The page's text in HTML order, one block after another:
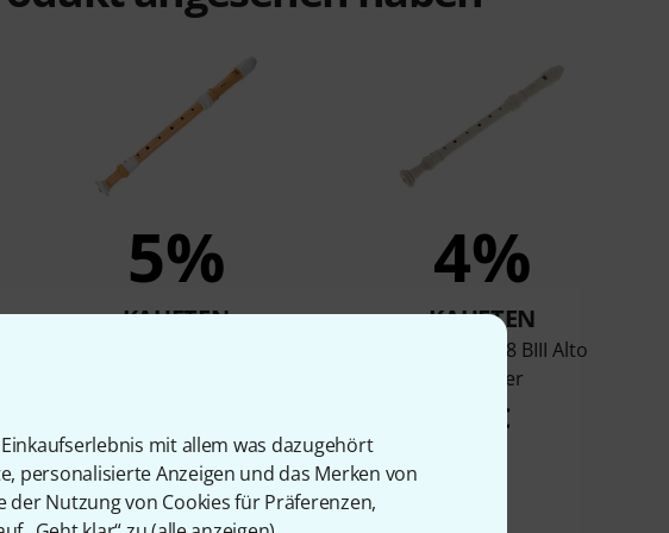
mit allem was dazugehört
personalisierte Anzeigen und das Merken von
der Nutzung von Cookies für Präferenzen,
5%
KAUFTEN
4%
KAUFTEN
Yamaha YRA-28 BIII Alto
Recorder
26 €